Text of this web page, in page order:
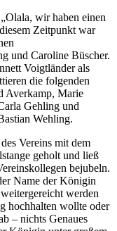
wir haben einen
Zeitpunkt war
und Caroline Büscher.
Voigtländer als
die folgenden
Averkamp, Marie
Gehling und
Wehling.
Vereins mit dem
geholt und ließ
bejubeln.
Name der Königin
werden
hochhalten wollte oder
– nichts Genaues